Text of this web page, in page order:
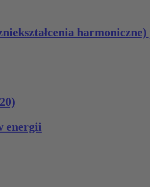
energii